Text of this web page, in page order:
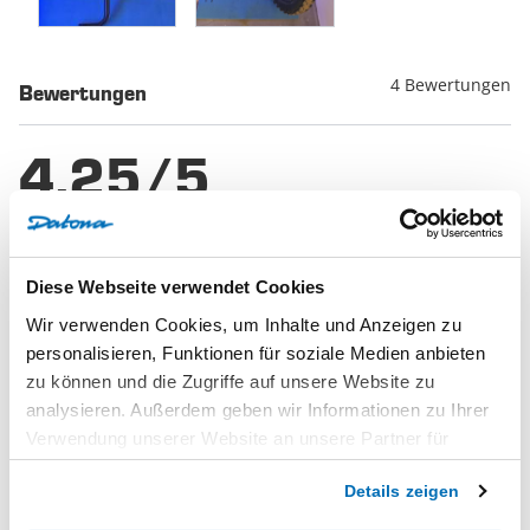
Diese Webseite verwendet Cookies
Wir verwenden Cookies, um Inhalte und Anzeigen zu
personalisieren, Funktionen für soziale Medien anbieten
zu können und die Zugriffe auf unsere Website zu
analysieren. Außerdem geben wir Informationen zu Ihrer
Verwendung unserer Website an unsere Partner für
soziale Medien, Werbung und Analysen weiter. Unsere
Partner führen diese Informationen möglicherweise mit
Details zeigen
Bewertungen 4 Bewertungen
4.25/5
4
3
2
1